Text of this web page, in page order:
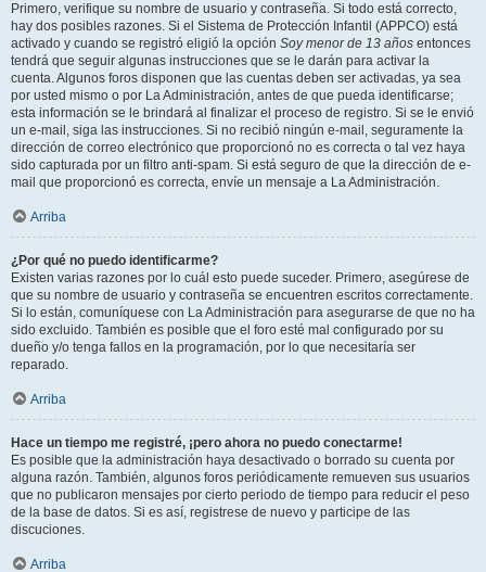
Primero, verifique su nombre de usuario y contraseña. Si todo está correcto,
hay dos posibles razones. Si el Sistema de Protección Infantil (APPCO) está
activado y cuando se registró eligió la opción Soy menor de 13 años entonces
tendrá que seguir algunas instrucciones que se le darán para activar la
cuenta. Algunos foros disponen que las cuentas deben ser activadas, ya sea
por usted mismo o por La Administración, antes de que pueda identificarse;
esta información se le brindará al finalizar el proceso de registro. Si se le envió
un e-mail, siga las instrucciones. Si no recibió ningún e-mail, seguramente la
dirección de correo electrónico que proporcionó no es correcta o tal vez haya
sido capturada por un filtro anti-spam. Si está seguro de que la dirección de e-
mail que proporcionó es correcta, envíe un mensaje a La Administración.
Arriba
¿Por qué no puedo identificarme?
Existen varias razones por lo cuál esto puede suceder. Primero, asegúrese de
que su nombre de usuario y contraseña se encuentren escritos correctamente.
Si lo están, comuníquese con La Administración para asegurarse de que no ha
sido excluido. También es posible que el foro esté mal configurado por su
dueño y/o tenga fallos en la programación, por lo que necesitaría ser
reparado.
Arriba
Hace un tiempo me registré, ¡pero ahora no puedo conectarme!
Es posible que la administración haya desactivado o borrado su cuenta por
alguna razón. También, algunos foros periódicamente remueven sus usuarios
que no publicaron mensajes por cierto periodo de tiempo para reducir el peso
de la base de datos. Si es así, registrese de nuevo y participe de las
discuciones.
Arriba